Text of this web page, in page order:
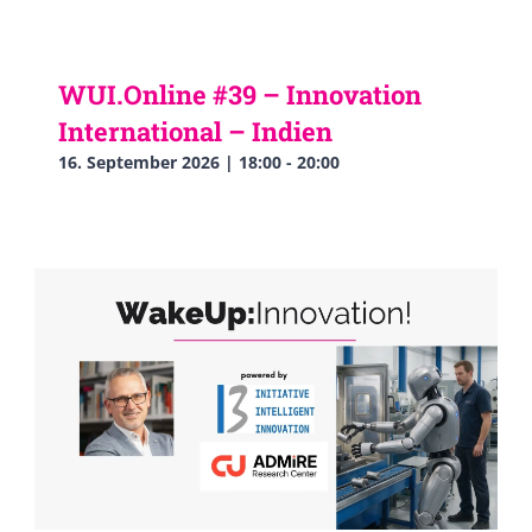
WUI.Online #39 – Innovation
International – Indien
16. September 2026 | 18:00- 20:00